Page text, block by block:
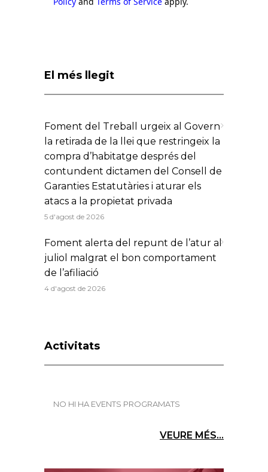
El més llegit
Foment del Treball urgeix al Govern
la retirada de la llei que restringeix la
compra d’habitatge després del
contundent dictamen del Consell de
Garanties Estatutàries i aturar els
atacs a la propietat privada
5 d'agost de 2026
Foment alerta del repunt de l’atur al
juliol malgrat el bon comportament
de l’afiliació
4 d'agost de 2026
Activitats
NO HI HA EVENTS PROGRAMATS
VEURE MÉS...